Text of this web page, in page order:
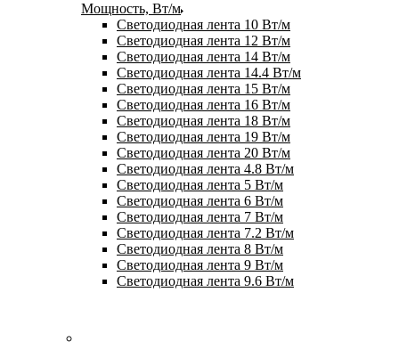
Мощность, Вт/м
Светодиодная лента 10 Вт/м
Светодиодная лента 12 Вт/м
Светодиодная лента 14 Вт/м
Светодиодная лента 14.4 Вт/м
Светодиодная лента 15 Вт/м
Светодиодная лента 16 Вт/м
Светодиодная лента 18 Вт/м
Светодиодная лента 19 Вт/м
Светодиодная лента 20 Вт/м
Светодиодная лента 4.8 Вт/м
Светодиодная лента 5 Вт/м
Светодиодная лента 6 Вт/м
Светодиодная лента 7 Вт/м
Светодиодная лента 7.2 Вт/м
Светодиодная лента 8 Вт/м
Светодиодная лента 9 Вт/м
Светодиодная лента 9.6 Вт/м